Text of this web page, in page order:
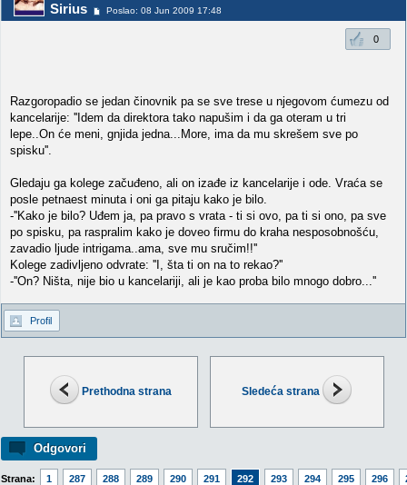
Prethodna strana Sledeća strana
Odgovori
Strana: 1 287 288 289 290 291 292 293 294 295 296
Sirius Poslao: 08 Jun 2009 17:48
0
Razgoropadio se jedan činovnik pa se sve trese u njegovom ćumezu od
kancelarije: ''Idem da direktora tako napušim i da ga oteram u tri
lepe..On će meni, gnjida jedna...More, ima da mu skrešem sve po
spisku''.
Gledaju ga kolege začuđeno, ali on izađe iz kancelarije i ode. Vraća se
posle petnaest minuta i oni ga pitaju kako je bilo.
-''Kako je bilo? Uđem ja, pa pravo s vrata - ti si ovo, pa ti si ono, pa sve
po spisku, pa raspralim kako je doveo firmu do kraha nesposobnošću,
zavadio ljude intrigama..ama, sve mu sručim!!''
Kolege zadivljeno odvrate: ''I, šta ti on na to rekao?''
-''On? Ništa, nije bio u kancelariji, ali je kao proba bilo mnogo dobro...''
Profil